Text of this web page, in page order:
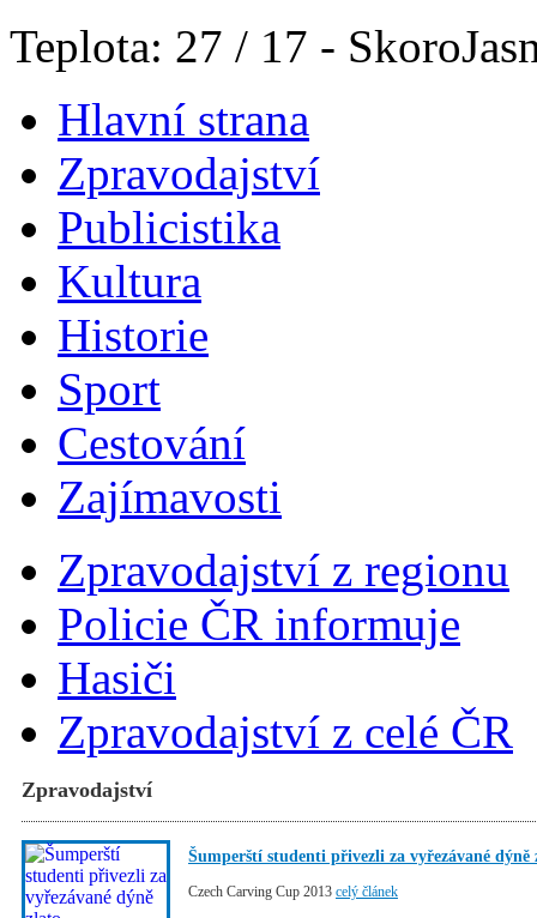
Teplota: 27 / 17 -
Hlavní strana
Zpravodajství
Publicistika
Kultura
Historie
Sport
Cestování
Zajímavosti
Zpravodajství z regionu
Policie ČR informuje
Hasiči
Zpravodajství z celé ČR
Zpravodajství
Šumperští studenti přivezli za vyřezávané dýně
Czech Carving Cup 2013 celý článek